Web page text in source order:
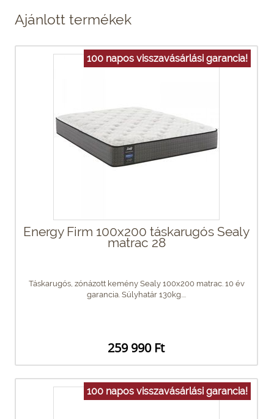
Ajánlott termékek
100 napos visszavásárlási garancia!
Energy Firm 100x200 táskarugós Sealy
matrac 28
Táskarugós, zónázott kemény Sealy 100x200 matrac. 10 év
garancia. Súlyhatár 130kg....
259 990 Ft
100 napos visszavásárlási garancia!